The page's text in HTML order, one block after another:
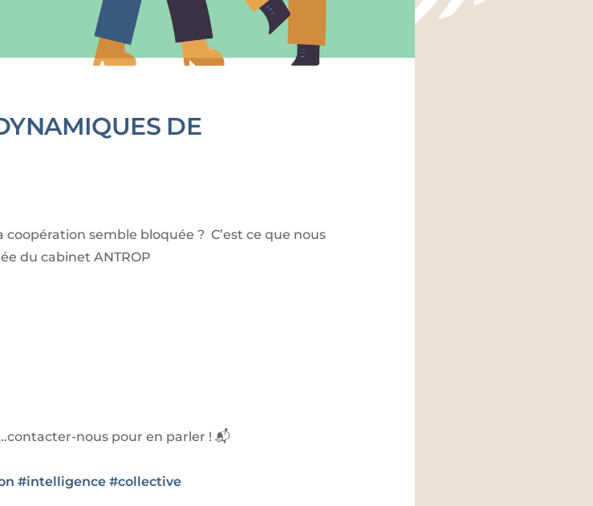
DE
semble bloquée ? C’est ce que nous
du cabinet ANTROP
nous pour en parler ! 📬
#intelligence #collective